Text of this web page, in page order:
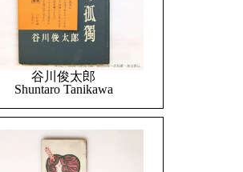
谷川俊太郎
Shuntaro Tanikawa